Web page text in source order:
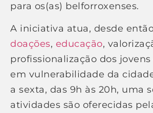
para os(as) belforroxenses.
A iniciativa atua, desde
doações, educação,
profissionalização dos
em vulnerabilidade da
a sexta, das 9h às 20h, uma
atividades são oferecidas